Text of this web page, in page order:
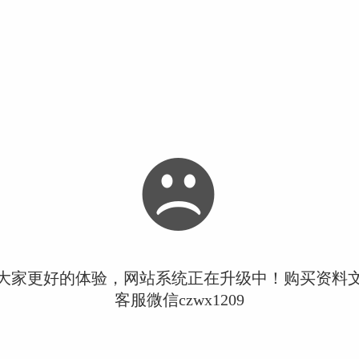
家更好的体验，网站系统正在升级中！购买资料
客服微信czwx1209